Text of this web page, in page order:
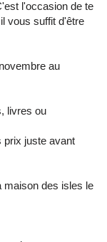
l'occasion de te
vous suffit d'être
au
livres ou
prix juste avant
maison des isles le